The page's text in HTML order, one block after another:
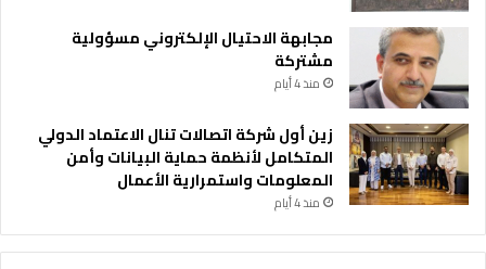
مجابهة الاحتيال الإلكتروني مسؤولية
مشتركة
منذ 4 أيام
زين أول شركة اتصالات تنال الاعتماد الدولي
المتكامل لأنظمة حماية البيانات وأمن
المعلومات واستمرارية الأعمال
منذ 4 أيام